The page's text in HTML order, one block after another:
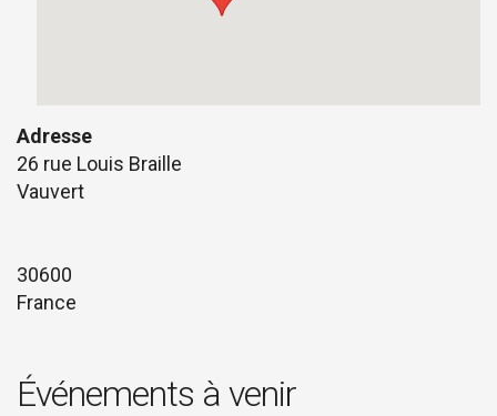
Adresse
26 rue Louis Braille
Vauvert
30600
France
Événements à venir